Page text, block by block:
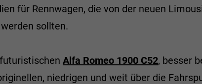
für Rennwagen, die von der neuen
sollten.
Alfa Romeo 1900 C52, besser
niedrigen und weit über die